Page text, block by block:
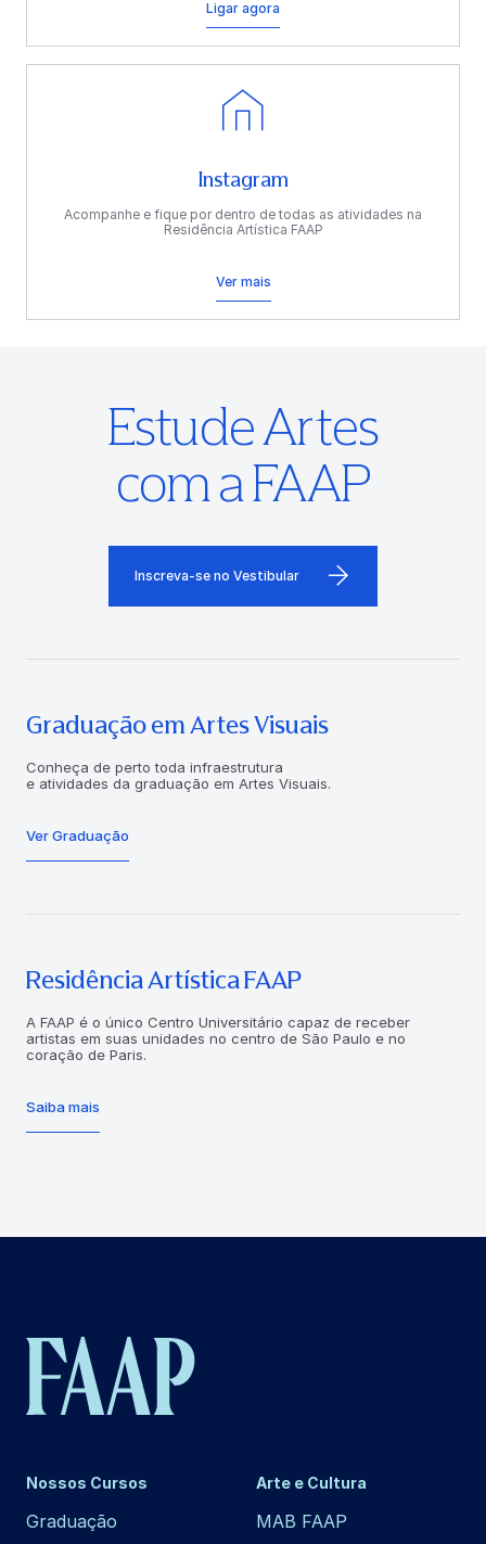
Ligar agora
Instagram
Acompanhe e fique por dentro de todas as atividades na
Residência Artística FAAP
Ver mais
Estude Artes
com a FAAP
Inscreva-se no Vestibular
Graduação em Artes Visuais
Conheça de perto toda infraestrutura
e atividades da graduação em Artes Visuais.
Ver Graduação
Residência Artística FAAP
A FAAP é o único Centro Universitário capaz de receber
artistas em suas unidades no centro de São Paulo e no
coração de Paris.
Saiba mais
Nossos Cursos
Graduação
Arte e Cultura
MAB FAAP